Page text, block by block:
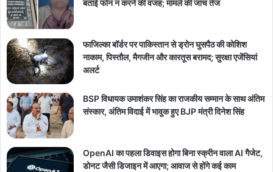
बताई फोन न करने की वजह; मामले की जांच तेज
फाजिल्का बॉर्डर पर पाकिस्तान से ड्रोन घुसपैठ की कोशिश
नाकाम, पिस्तौल, मैगजीन और कारतूस बरामद; सुरक्षा एजेंसियां
अलर्ट
BSP विधायक उमाशंकर सिंह का राजकीय सम्मान के साथ अंतिम
संस्कार, अंतिम विदाई में भावुक हुए BJP मंत्री दिनेश सिंह
OpenAI का पहला डिवाइस होगा बिना स्क्रीन वाला AI गैजेट,
डोनट जैसी डिजाइन में आएगा; आवाज से होंगे कई काम